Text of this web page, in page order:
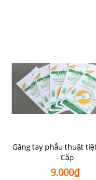
Găng tay phẫu thuật
- Cặp
9.000₫